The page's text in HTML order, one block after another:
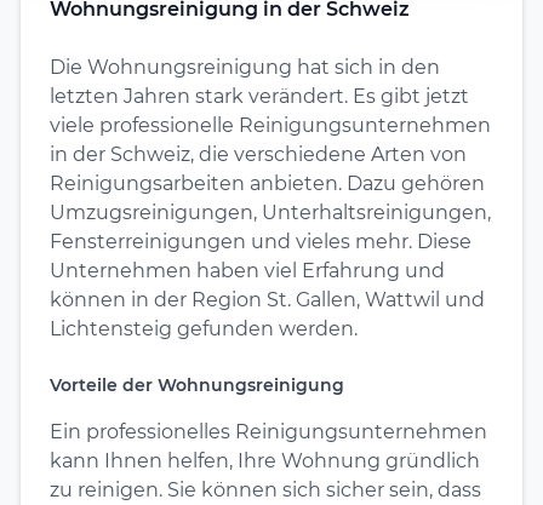
Wohnungsreinigung in der Schweiz
Die Wohnungsreinigung hat sich in den
letzten Jahren stark verändert. Es gibt jetzt
viele professionelle Reinigungsunternehmen
in der Schweiz, die verschiedene Arten von
Reinigungsarbeiten anbieten. Dazu gehören
Umzugsreinigungen, Unterhaltsreinigungen,
Fensterreinigungen und vieles mehr. Diese
Unternehmen haben viel Erfahrung und
können in der Region St. Gallen, Wattwil und
Lichtensteig gefunden werden.
Vorteile der Wohnungsreinigung
Ein professionelles Reinigungsunternehmen
kann Ihnen helfen, Ihre Wohnung gründlich
zu reinigen. Sie können sich sicher sein, dass